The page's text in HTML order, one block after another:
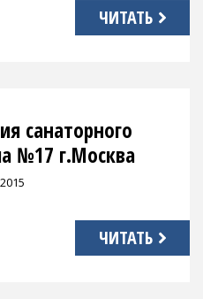
ЧИТАТЬ
санаторного
№17 г.Москва
ЧИТАТЬ